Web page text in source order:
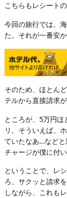
こちらもレシート
今回の旅行では、
た。それが一番安
そのため、ほとん
テルから直接請求
ところが、5万円
リ。そういえば、
ていたなあ…など
チャージが僕に付
ということで、レ
ろ、サクッと請求
しながら、これも